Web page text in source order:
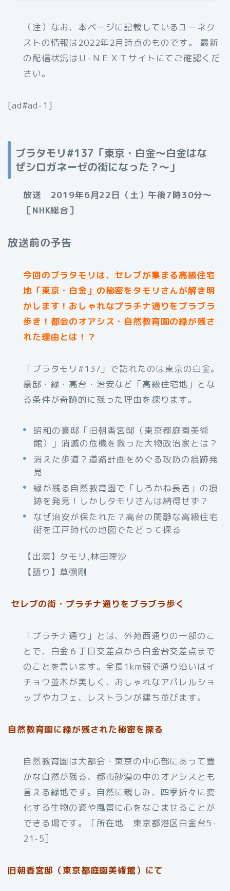
（注）なお、本ページに記載しているユーネク
ストの情報は2022年2月時点のものです。 最新
の配信状況はＵ-ＮＥＸＴサイトにてご確認くだ
さい。
[ad#ad-1]
ブラタモリ#137「東京・白金～白金はな
ぜシロガネーゼの街になった？～」
放送 2019年6月22日（土）午後7時30分～
［NHK総合］
放送前の予告
今回のブラタモリは、セレブが集まる高級住宅
地「東京・白金」の秘密をタモリさんが解き明
かします！おしゃれなプラチナ通りをブラブラ
歩き！都会のオアシス・自然教育園の緑が残さ
れた理由とは！？
「ブラタモリ#137」で訪れたのは東京の白金。
豪邸・緑・高台・治安など「高級住宅地」とな
る条件が奇跡的に残った理由を探ります。
昭和の豪邸「旧朝香宮邸（東京都庭園美術
館）」消滅の危機を救った大物政治家とは？
消えた歩道？道路計画をめぐる攻防の痕跡発
見
緑が残る自然教育園で「しろかね長者」の痕
跡を発見！しかしタモリさんは納得せず？
なぜ治安が保たれた？高台の閑静な高級住宅
街を江戸時代の地図でたどって探る
【出演】タモリ,林田理沙
【語り】草彅剛
セレブの街・プラチナ通りをブラブラ歩く
「プラチナ通り」とは、外苑西通りの一部のこ
とで、白金６丁目交差点から白金台交差点まで
のことを言います。全長1km弱で通り沿いはイ
チョウ並木が美しく、おしゃれなアパレルショ
ップやカフェ、レストランが建ち並びます。
自然教育園に緑が残された秘密を探る
自然教育園は大都会・東京の中心部にあって豊
かな自然が残る、都市砂漠の中のオアシスとも
言える緑地です。自然に親しみ、四季折々に変
化する生物の姿や風景に心をなごませることが
できる場です。［所在地 東京都港区白金台5-
21-5］
旧朝香宮邸（東京都庭園美術館）にて